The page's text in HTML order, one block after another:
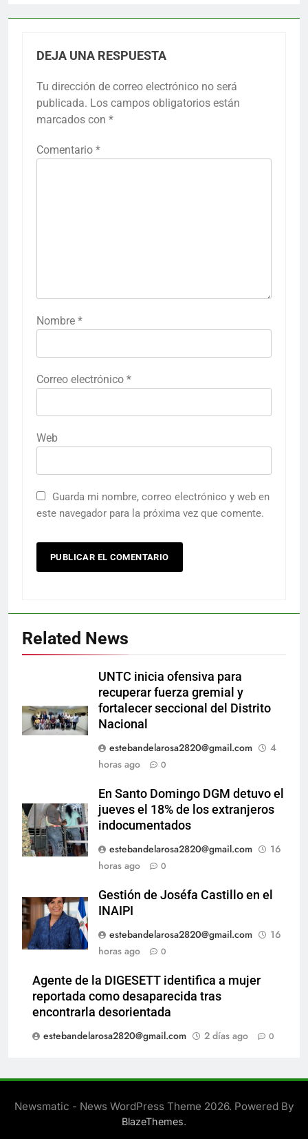
DEJA UNA RESPUESTA
Tu dirección de correo electrónico no será
publicada. Los campos obligatorios están
marcados con *
Comentario *
Nombre *
Correo electrónico *
Web
Guarda mi nombre, correo electrónico y web en
este navegador para la próxima vez que comente.
Related News
UNTC inicia ofensiva para
recuperar fuerza gremial y
fortalecer seccional del Distrito
Nacional
estebandelarosa2820@gmail.com
4
horas ago
0
En Santo Domingo DGM detuvo el
jueves el 18% de los extranjeros
indocumentados
estebandelarosa2820@gmail.com
16
horas ago
0
Gestión de Joséfa Castillo en el
INAIPI
estebandelarosa2820@gmail.com
16
horas ago
0
Agente de la DIGESETT identifica a mujer
reportada como desaparecida tras
encontrarla desorientada
estebandelarosa2820@gmail.com
2 días ago 0
Newsmatic - News WordPress Theme 2026. Powered By
BlazeThemes.